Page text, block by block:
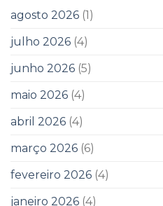
agosto 2026 (1)
julho 2026 (4)
junho 2026 (5)
maio 2026 (4)
abril 2026 (4)
março 2026 (6)
fevereiro 2026 (4)
janeiro 2026 (4)